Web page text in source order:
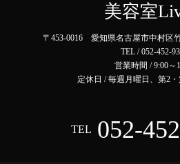
美容室
〒453-0016 愛知県名古屋市中村区
TEL / 052-452-
営業時間 / 9:00～
定休日 / 毎週月曜日、第2
TEL 052-